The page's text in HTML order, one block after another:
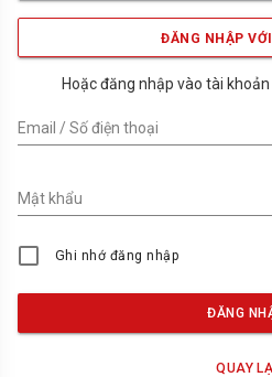
ĐĂNG NHẬP VỚI
Hoặc đăng nhập vào tài
Email / Số điện thoại
Mật khẩu
Ghi nhớ đăng nhập
ĐĂNG
QUAY LẠI